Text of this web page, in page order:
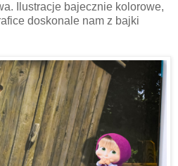
Ilustracje bajecznie kolorowe,
doskonale nam z bajki